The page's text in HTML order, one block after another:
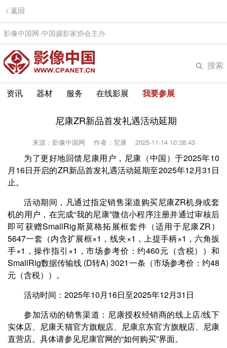
返回
影像中国网-中国摄影家协会主办
搜索
资讯 器材 服务 在线影展 我要参展
尼康ZR新品首发礼遇活动延期
来源：影像中国网 作者：尼康 2025-11-14 10:38:43
为了更好地回馈尼康用户，尼康（中国）于2025年10
月16日开启的ZR新品首发礼遇活动延期至2025年12月31日
止。
活动期间，凡通过指定销售渠道购买尼康ZR机身或套
机的用户，在完成“我的尼康”微信小程序注册并通过审核后
即可获赠SmallRig斯莫格拓展框套件（适用于尼康ZR）
5647一套（内含扩展框×1，线夹×1，上提手柄×1，六角扳
手×1，操作指引×1，市场参考价：约460元（含税））和
SmallRig数据传输线 (D转A) 3021一条（市场参考价：约48
元（含税））。
活动时间： 2025年10月16日至2025年12月31日
参加活动的销售渠道： 尼康授权经销商的线上店/线下
实体店、尼康天猫官方旗舰店、尼康京东官方旗舰店、尼康
直营店。具体请参见尼康官网的“如何购买”界面。